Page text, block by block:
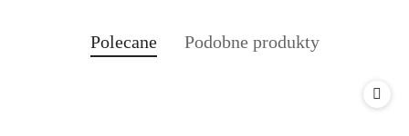
Pomiń karuzelę produktów
Produkty
Polecane
Produkty
Podobne produkty